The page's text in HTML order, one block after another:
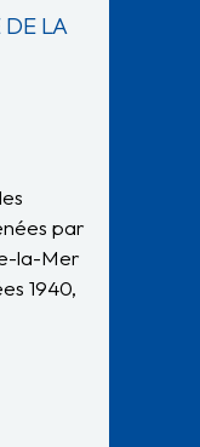
LA
par
la-Mer
1940,